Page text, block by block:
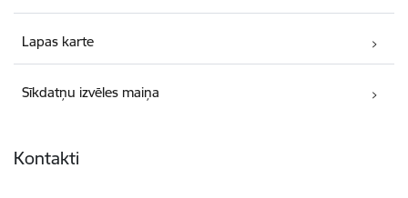
Lapas karte
Sīkdatņu izvēles maiņa
Kontakti